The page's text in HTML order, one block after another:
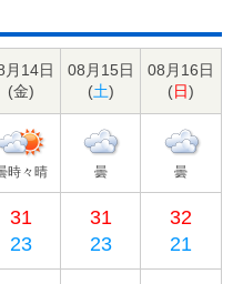
月14日
(金)
08月15日
(土)
08月16日
(日)
時々晴 曇 曇
31
23
31
23
32
21